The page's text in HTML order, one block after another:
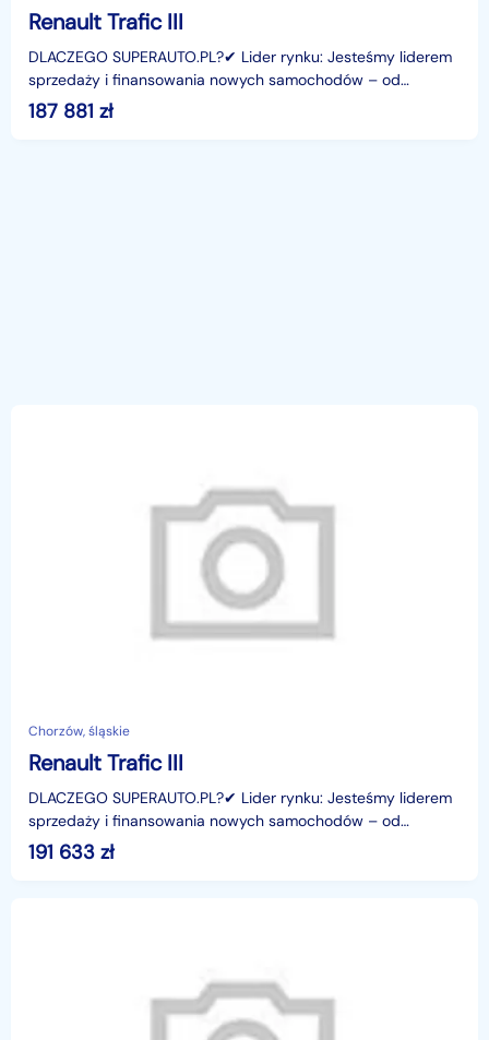
Renault Trafic III
DLACZEGO SUPERAUTO.PL?✔ Lider rynku: Jesteśmy liderem
sprzedaży i finansowania nowych samochodów – od
osobowych, przez dostawcze, po segment premium.✔
Zaufanie
187 881 zł
Chorzów, śląskie
Renault Trafic III
DLACZEGO SUPERAUTO.PL?✔ Lider rynku: Jesteśmy liderem
sprzedaży i finansowania nowych samochodów – od
osobowych, przez dostawcze, po segment premium.✔
Zaufanie
191 633 zł